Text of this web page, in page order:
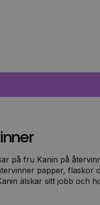
på fru Kanin på
papper, flaskor
älskar sitt jobb och